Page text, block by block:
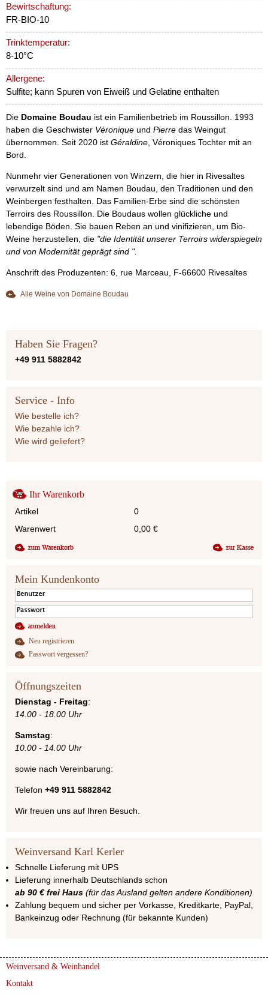
Bewirtschaftung:
FR-BIO-10
Trinktemperatur:
8-10°C
Allergene:
Sulfite; kann Spuren von Eiweiß und Gelatine enthalten
Die Domaine Boudau ist ein Familienbetrieb im Roussillon. 1993
haben die Geschwister Véronique und Pierre das Weingut
übernommen. Seit 2020 ist Géraldine , Véroniques Tochter mit an
Bord.
Nunmehr vier Generationen von Winzern, die hier in Rivesaltes
verwurzelt sind und am Namen Boudau, den Traditionen und den
Weinbergen festhalten. Das Familien-Erbe sind die schönsten
Terroirs des Roussillon. Die Boudaus wollen glückliche und
lebendige Böden. Sie bauen Reben an und vinifizieren, um Bio-
Weine herzustellen, die "die Identität unserer Terroirs widerspiegeln
und von Modernität geprägt sind ".
Anschrift des Produzenten: 6, rue Marceau, F-66600 Rivesaltes
Alle Weine von Domaine Boudau
Haben Sie Fragen?
+49 911 5882842
Service - Info
Wie bestelle ich?
Wie bezahle ich?
Wie wird geliefert?
Ihr Warenkorb
Artikel
0
Warenwert
0,00 €
Mein Kundenkonto
Neu registrieren
Passwort vergessen?
Öffnungszeiten
Dienstag - Freitag:
14.00 - 18.00 Uhr
Samstag:
10.00 - 14.00 Uhr
sowie nach Vereinbarung:
Telefon +49 911 5882842
Wir freuen uns auf Ihren Besuch.
Weinversand Karl Kerler
Schnelle Lieferung mit UPS
Lieferung innerhalb Deutschlands schon
ab 90 € frei Haus (für das Ausland gelten andere Konditionen)
Zahlung bequem und sicher per Vorkasse, Kreditkarte, PayPal,
Bankeinzug oder Rechnung (für bekannte Kunden)
Weinversand & Weinhandel
Kontakt